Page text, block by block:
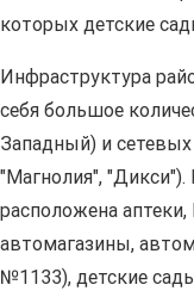
которых детские
Инфраструктура
себя большое
Западный) и
"Магнолия",
расположена
автомагазины,
№1133), детские